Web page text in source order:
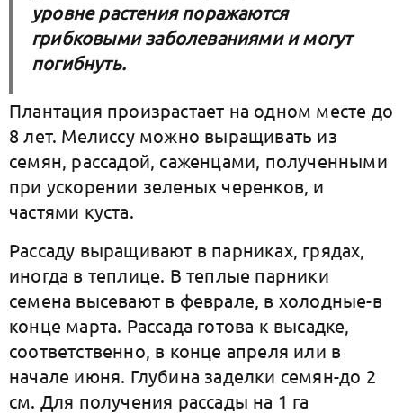
уровне растения поражаются
грибковыми заболеваниями и могут
погибнуть.
Плантация произрастает на одном месте до
8 лет. Мелиссу можно выращивать из
семян, рассадой, саженцами, полученными
при ускорении зеленых черенков, и
частями куста.
Рассаду выращивают в парниках, грядах,
иногда в теплице. В теплые парники
семена высевают в феврале, в холодные-в
конце марта. Рассада готова к высадке,
соответственно, в конце апреля или в
начале июня. Глубина заделки семян-до 2
см. Для получения рассады на 1 га